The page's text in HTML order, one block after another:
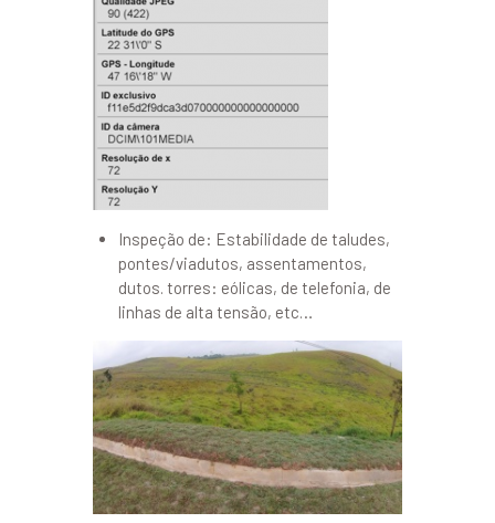
Inspeção de: Estabilidade de taludes,
pontes/viadutos, assentamentos,
dutos. torres: eólicas, de telefonia, de
linhas de alta tensão, etc…